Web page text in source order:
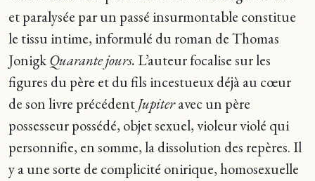
et paralysée par un passé insurmontable constitue
le tissu intime, informulé du roman de Thomas
JonigkQuarante jours. L’auteur focalise sur les
figures du père et du fils incestueux déjà au cœur
de son livre précédentJupiteravec un père
possesseur possédé, objet sexuel, violeur violé qui
personnifie, en somme, la dissolution des repères. Il
y a une sorte de complicité onirique, homosexuelle